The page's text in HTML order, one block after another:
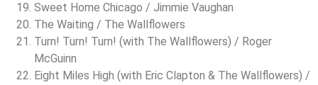
Sweet Home Chicago / Jimmie Vaughan
The Waiting / The Wallflowers
Turn! Turn! Turn! (with The Wallflowers) / Roger
McGuinn
Eight Miles High (with Eric Clapton & The Wallflowers) /